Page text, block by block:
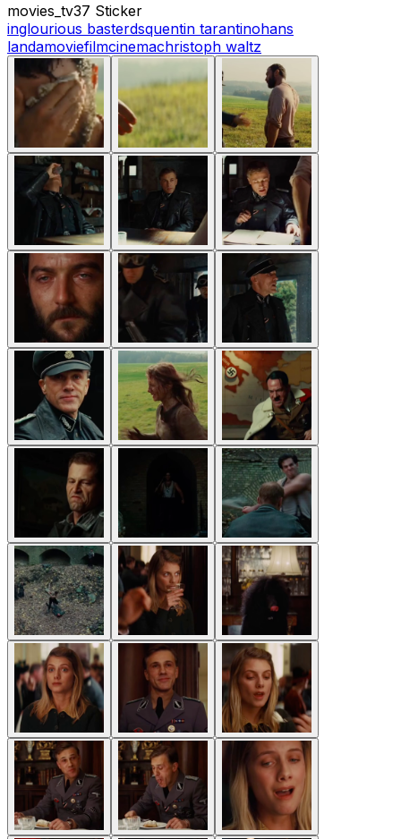
movies_tv37 Sticker
inglourious basterdsquentin tarantinohans
landamoviefilmcinemachristoph waltz